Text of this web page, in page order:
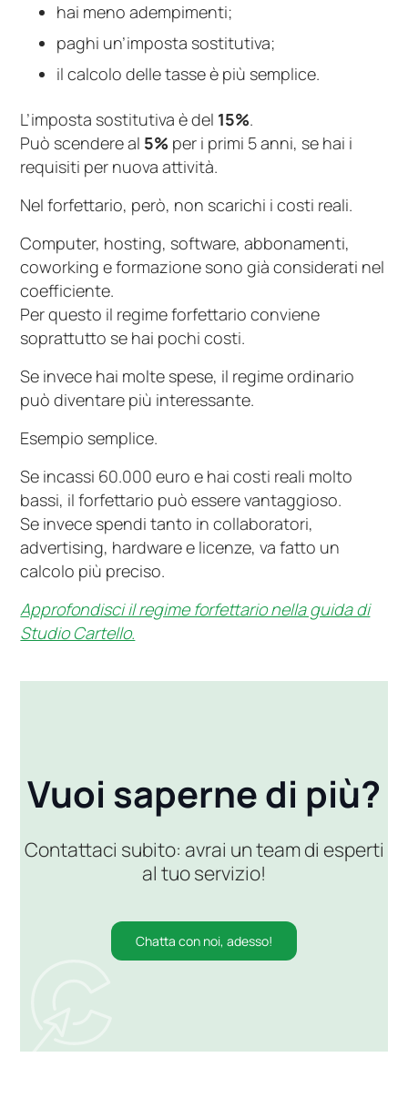
hai meno adempimenti;
paghi un’imposta sostitutiva;
il calcolo delle tasse è più semplice.
L’imposta sostitutiva è del 15%.
Può scendere al 5% per i primi 5 anni, se hai i
requisiti per nuova attività.
Nel forfettario, però, non scarichi i costi reali.
Computer, hosting, software, abbonamenti,
coworking e formazione sono già considerati nel
coefficiente.
Per questo il regime forfettario conviene
soprattutto se hai pochi costi.
Se invece hai molte spese, il regime ordinario
può diventare più interessante.
Esempio semplice.
Se incassi 60.000 euro e hai costi reali molto
bassi, il forfettario può essere vantaggioso.
Se invece spendi tanto in collaboratori,
advertising, hardware e licenze, va fatto un
calcolo più preciso.
Approfondisci il regime forfettario nella guida di
Studio Cartello.
Vuoi saperne di più?
Contattaci subito: avrai un team di esperti
al tuo servizio!
Chatta con noi, adesso!